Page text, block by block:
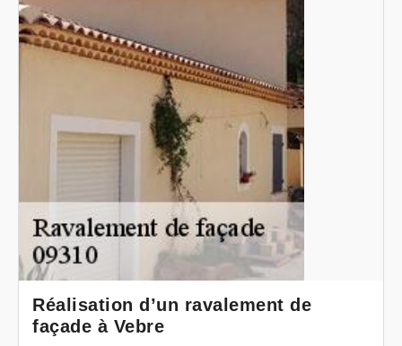
Réalisation d’un ravalement de
façade à Vebre